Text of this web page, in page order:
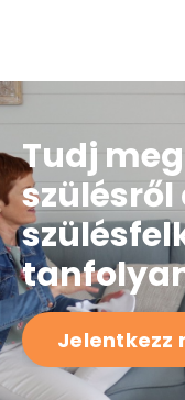
Tudj
szülésről
Jelentkezz